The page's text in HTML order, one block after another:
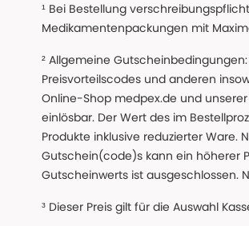
¹ Bei Bestellung
Medikamentenpackungen mit
² Allgemeine
Preisvorteilscodes und anderen
Online-Shop medpex.de und
einlösbar. Der Wert des im
Produkte inklusive reduzierter Ware.
Gutschein(code)s kann ein höherer
Gutscheinwerts ist ausgeschlossen.
³ Dieser Preis gilt für die Auswahl